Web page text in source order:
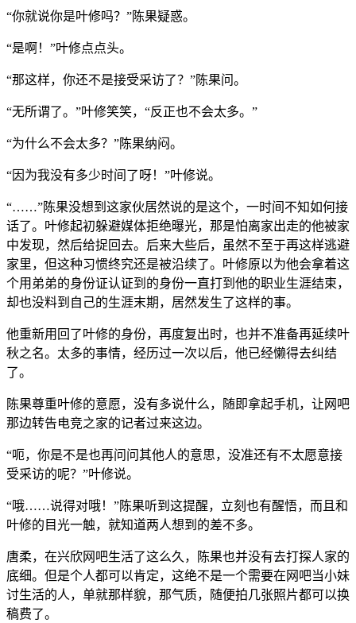
“你就说你是叶修吗？”陈果疑惑。
“是啊！”叶修点点头。
“那这样，你还不是接受采访了？”陈果问。
“无所谓了。”叶修笑笑，“反正也不会太多。”
“为什么不会太多？”陈果纳闷。
“因为我没有多少时间了呀！”叶修说。
“……”陈果没想到这家伙居然说的是这个，一时间不知如何接
话了。叶修起初躲避媒体拒绝曝光，那是怕离家出走的他被家
中发现，然后给捉回去。后来大些后，虽然不至于再这样逃避
家里，但这种习惯终究还是被沿续了。叶修原以为他会拿着这
个用弟弟的身份证认证到的身份一直打到他的职业生涯结束，
却也没料到自己的生涯末期，居然发生了这样的事。
他重新用回了叶修的身份，再度复出时，也并不准备再延续叶
秋之名。太多的事情，经历过一次以后，他已经懒得去纠结
了。
陈果尊重叶修的意愿，没有多说什么，随即拿起手机，让网吧
那边转告电竞之家的记者过来这边。
“呃，你是不是也再问问其他人的意思，没准还有不太愿意接
受采访的呢？”叶修说。
“哦……说得对哦！”陈果听到这提醒，立刻也有醒悟，而且和
叶修的目光一触，就知道两人想到的差不多。
唐柔，在兴欣网吧生活了这么久，陈果也并没有去打探人家的
底细。但是个人都可以肯定，这绝不是一个需要在网吧当小妹
讨生活的人，单就那样貌，那气质，随便拍几张照片都可以换
稿费了。